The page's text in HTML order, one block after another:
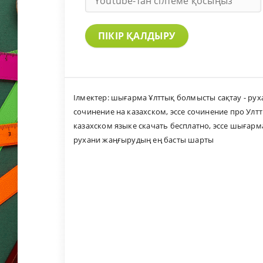
ПІКІР ҚАЛДЫРУ
Ілмектер: шығарма Ұлттық болмысты сақтау -
сочинение на казахском, эссе сочинение про
казахском языке скачать бесплатно, эссе
рухани жаңғырудың ең басты шарты